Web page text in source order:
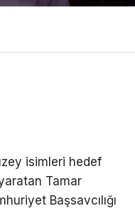
isimleri hedef
Tamar
Başsavcılığı